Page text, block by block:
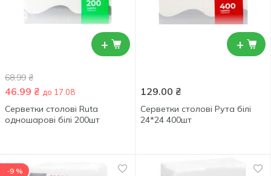
+
68.99 ₴
46.99 ₴ до 17.08
Серветки столові Ruta
одношарові білі 200шт
+
129.00 ₴
Серветки столові Рута білі
24*24 400шт
-9 %